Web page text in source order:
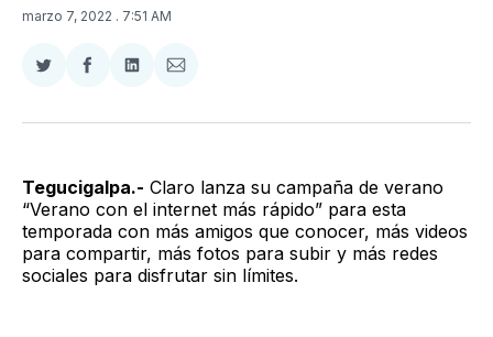
marzo 7, 2022 . 7:51 AM
Compartir
Twitter
Compartir
Facebook
Compartir
LinkedIn
Compartir
Email
Tegucigalpa.- Claro lanza su campaña de verano
“Verano con el internet más rápido” para esta
temporada con más amigos que conocer, más videos
para compartir, más fotos para subir y más redes
sociales para disfrutar sin límites.